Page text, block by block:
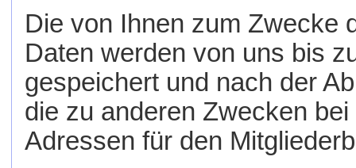
Die von Ihnen zum Zwecke
Daten werden von uns bis
gespeichert und nach der
die zu anderen Zwecken
Adressen für den